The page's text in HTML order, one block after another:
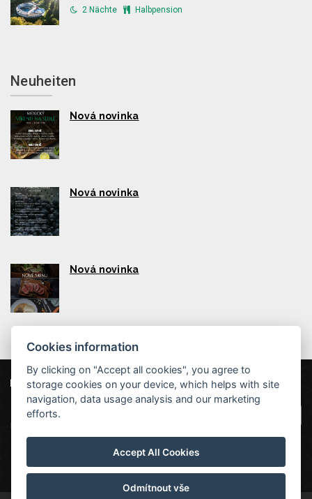
2 Nächte Halbpension
Neuheiten
Nová novinka
Nová novinka
Nová novinka
Hotel Červenohorské sedlo
Kouty nad Desnou 80, 788 11 Loučná nad
rezervace@hotelchs.cz
+420 724 363 234
Unsere Partner
| Projekt EU
Cookies information
By clicking on "Accept all cookies", you agree to
storage cookies on your device, which helps with site
navigation, data usage analysis and our marketing
efforts.
Accept All Cookies
Odmítnout vše